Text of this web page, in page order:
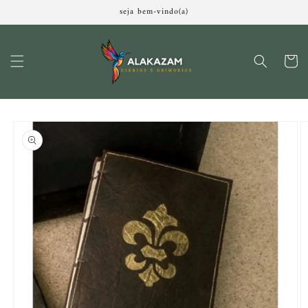
conteúdo
seja bem-vindo(a)
informações
do produto